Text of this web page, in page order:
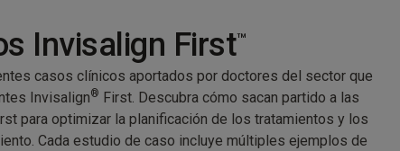
Invisalign First™
casos clínicos aportados por doctores del sector que
Invisalign® First. Descubra cómo sacan partido a las
para optimizar la planificación de los tratamientos y los
Cada estudio de caso incluye múltiples ejemplos de